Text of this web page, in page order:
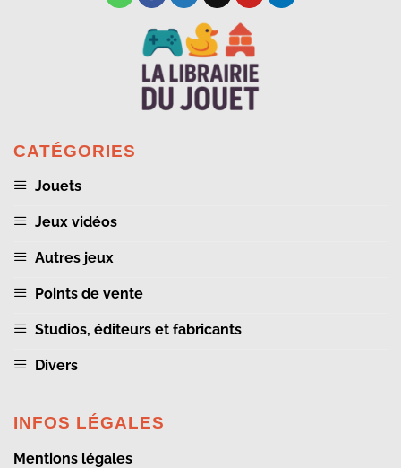
CATÉGORIES
Jouets
Jeux vidéos
Autres jeux
Points de vente
Studios, éditeurs et fabricants
Divers
INFOS LÉGALES
Mentions légales